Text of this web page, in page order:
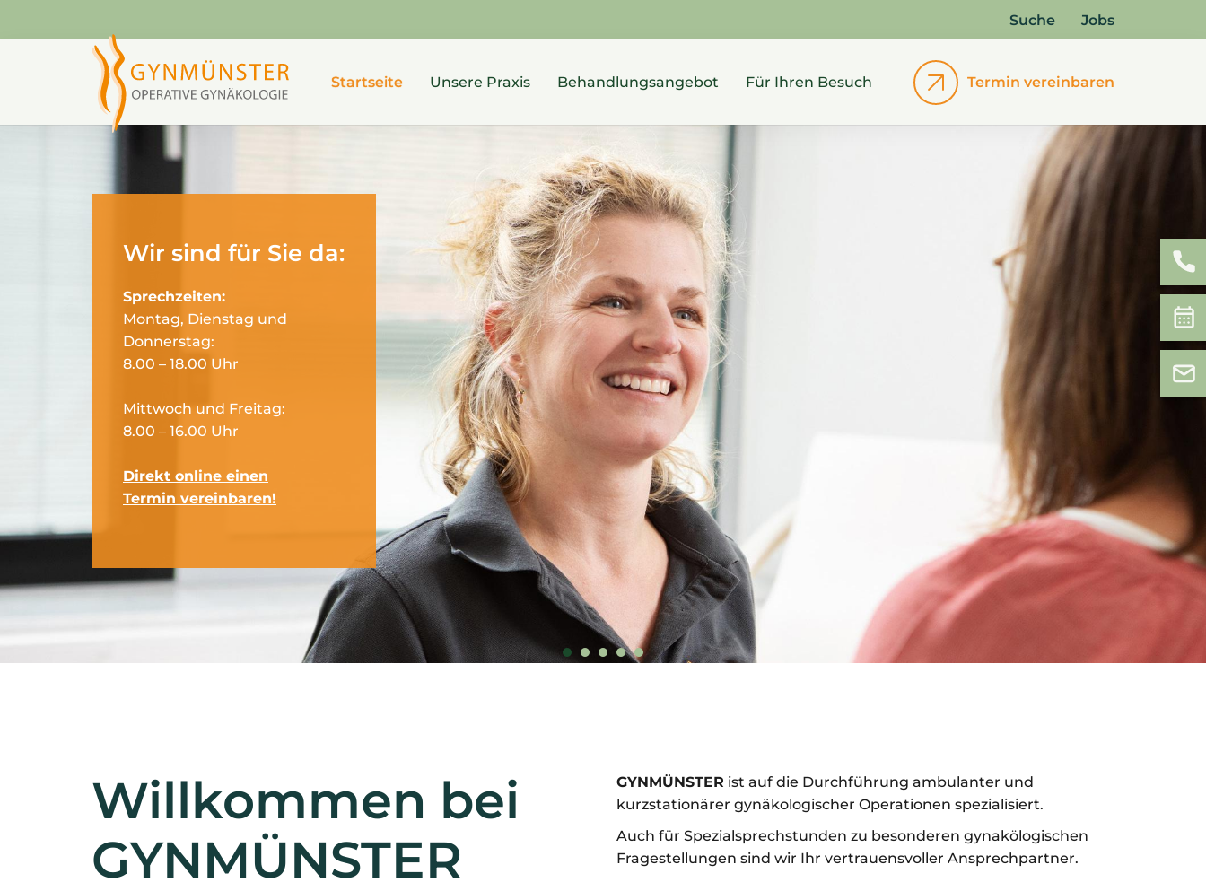
Suche Jobs
Startseite Unsere Praxis Behandlungsangebot Für Ihren Besuch Termin vereinbaren
Wir sind für Sie da:
Sprechzeiten:
Montag, Dienstag und
Donnerstag:
8.00 – 18.00 Uhr
Mittwoch und Freitag:
8.00 – 16.00 Uhr
Direkt online einen
Termin vereinbaren!
Willkommen bei
GYNMÜNSTER
GYNMÜNSTER ist auf die Durchführung ambulanter und
kurzstationärer gynäkologischer Operationen spezialisiert.
Auch für Spezialsprechstunden zu besonderen gynakölogischen
Fragestellungen sind wir Ihr vertrauensvoller Ansprechpartner.